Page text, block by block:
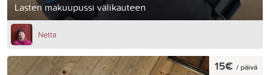
Lasten makuupussi välikauteen
Netta
15€ / päivä